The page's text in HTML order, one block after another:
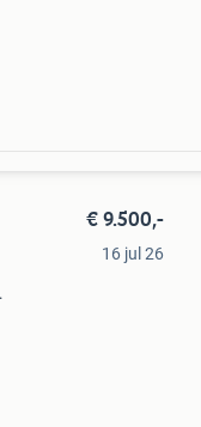
€ 9.500,-
16 jul 26